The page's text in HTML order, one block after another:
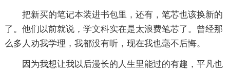
把新买的笔记本装进书包里，还有，笔芯也该换新的
了。他们以前就说，学文科实在是太浪费笔芯了。曾经那
么多人劝我学理，我都没有听，现在我也毫不后悔。
因为我想让我以后漫长的人生里能过的有趣，平凡也